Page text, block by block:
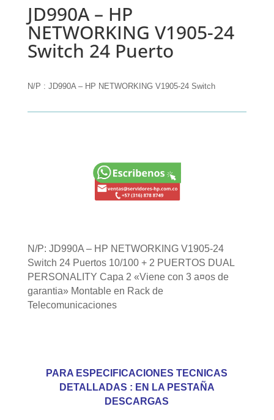
JD990A – HP
NETWORKING V1905-24
Switch 24 Puerto
N/P : JD990A – HP NETWORKING V1905-24 Switch
N/P: JD990A – HP NETWORKING V1905-24
Switch 24 Puertos 10/100 + 2 PUERTOS DUAL
PERSONALITY Capa 2 «Viene con 3 a¤os de
garantia» Montable en Rack de
Telecomunicaciones
PARA ESPECIFICACIONES TECNICAS
DETALLADAS : EN LA PESTAÑA
DESCARGAS